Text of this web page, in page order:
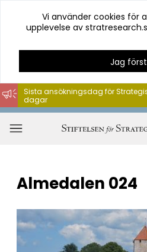
Hoppa
till
innehåll
Vi använder cookies för
upplevelse av
Jag
Sista ansökningsdag för
dagar
Almedalen 024